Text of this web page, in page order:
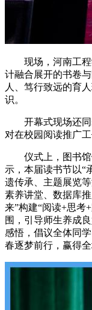
现场，河南工
计融合展开的书卷
人、笃行致远的育
识。
开幕式现场还
对在校园阅读推广
仪式上，图书
示，本届读书节以“
遗传承、主题展览
素养讲堂、数据库
来”构建“阅读+思考
围，引导师生养成
感悟，倡议全体同
春逐梦前行，赢得全